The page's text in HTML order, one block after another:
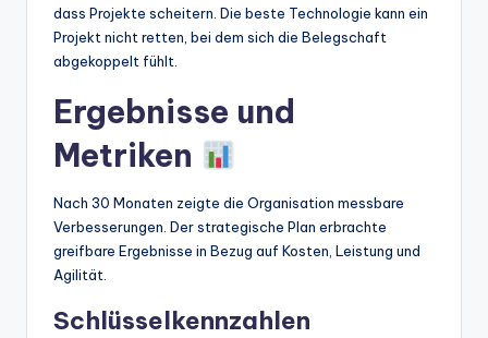
dass Projekte scheitern. Die beste Technologie kann ein
Projekt nicht retten, bei dem sich die Belegschaft
abgekoppelt fühlt.
Ergebnisse und
Metriken
Nach 30 Monaten zeigte die Organisation messbare
Verbesserungen. Der strategische Plan erbrachte
greifbare Ergebnisse in Bezug auf Kosten, Leistung und
Agilität.
Schlüsselkennzahlen